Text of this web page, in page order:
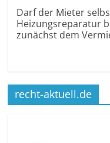
Darf der Mieter
Heizungsreparatur
zunächst dem
recht-aktuell.de